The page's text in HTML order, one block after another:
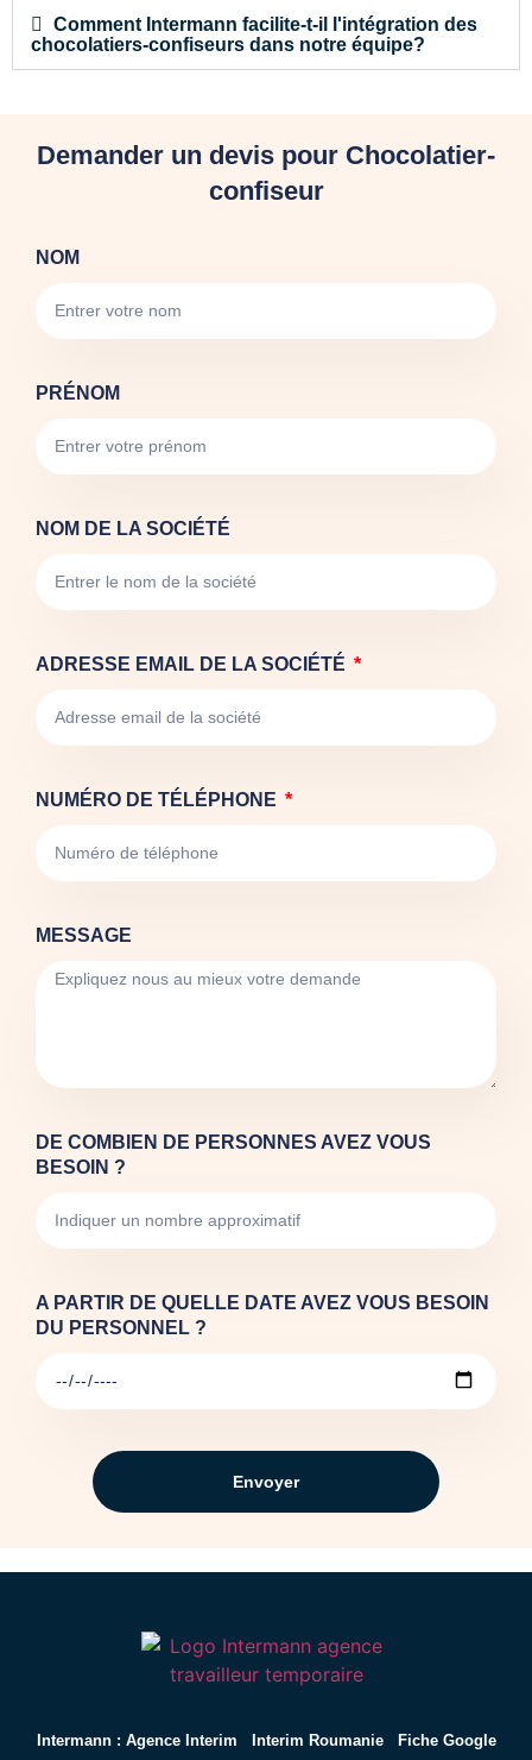
Comment Intermann facilite-t-il l'intégration des
chocolatiers-confiseurs dans notre équipe?
Demander un devis pour Chocolatier-
confiseur
NOM
PRÉNOM
NOM DE LA SOCIÉTÉ
ADRESSE EMAIL DE LA SOCIÉTÉ
NUMÉRO DE TÉLÉPHONE
MESSAGE
DE COMBIEN DE PERSONNES AVEZ VOUS
BESOIN ?
A PARTIR DE QUELLE DATE AVEZ VOUS BESOIN
DU PERSONNEL ?
Envoyer
Intermann : Agence Interim Interim Roumanie Fiche Google